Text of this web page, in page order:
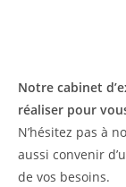
Notre cabinet
réaliser pour
N’hésitez pas à
aussi convenir
de vos besoins.